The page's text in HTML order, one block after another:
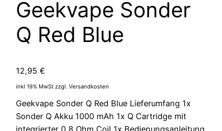
Geekvape Sonder
Q Red Blue
12,95 €
inkl 19% MwSt zzgl. Versandkosten
Geekvape Sonder Q Red Blue Lieferumfang 1x
Sonder Q Akku 1000 mAh 1x Q Cartridge mit
integrierter 0,8 Ohm Coil 1x Bedienungsanleitung